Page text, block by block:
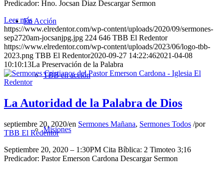
En Acción
TBB en acción
Misiones
Predicador: Hno. Jocsan Diaz Descargar Sermon
Leer más
https://www.elredentor.com/wp-content/uploads/2020/09/sermones-
sep2720am-jocsanjpg.jpg 224 646 TBB El Redentor
https://www.elredentor.com/wp-content/uploads/2023/06/logo-tbb-
2023.png TBB El Redentor2020-09-27 14:22:462021-04-08
10:10:13La Preservación de la Palabra
La Autoridad de la Palabra de Dios
septiembre 20, 2020/en Sermones Mañana, Sermones Todos /por
TBB El Redentor
Septiembre 20, 2020 – 1:30PM Cita Bíblica: 2 Timoteo 3;16
Predicador: Pastor Emerson Cardona Descargar Sermon